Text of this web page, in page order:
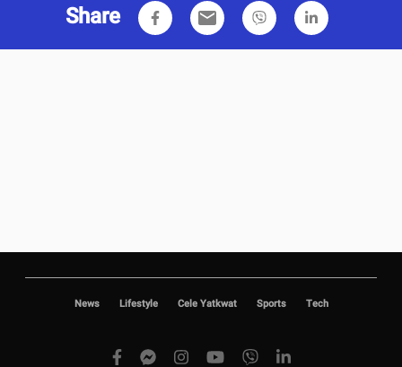
Share email
News Lifestyle Cele Yatkwat Sports Tech